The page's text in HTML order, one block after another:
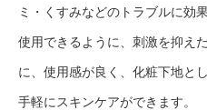
ミ・くすみなどのトラブルに効
使用できるように、刺激を抑え
に、使用感が良く、化粧下地と
手軽にスキンケアができます。